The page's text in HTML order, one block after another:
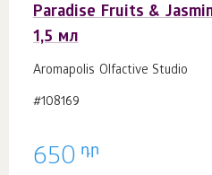
Paradise Fruits &
1,5 мл
Aromapolis Olfactive Studio
#108169
650 դր